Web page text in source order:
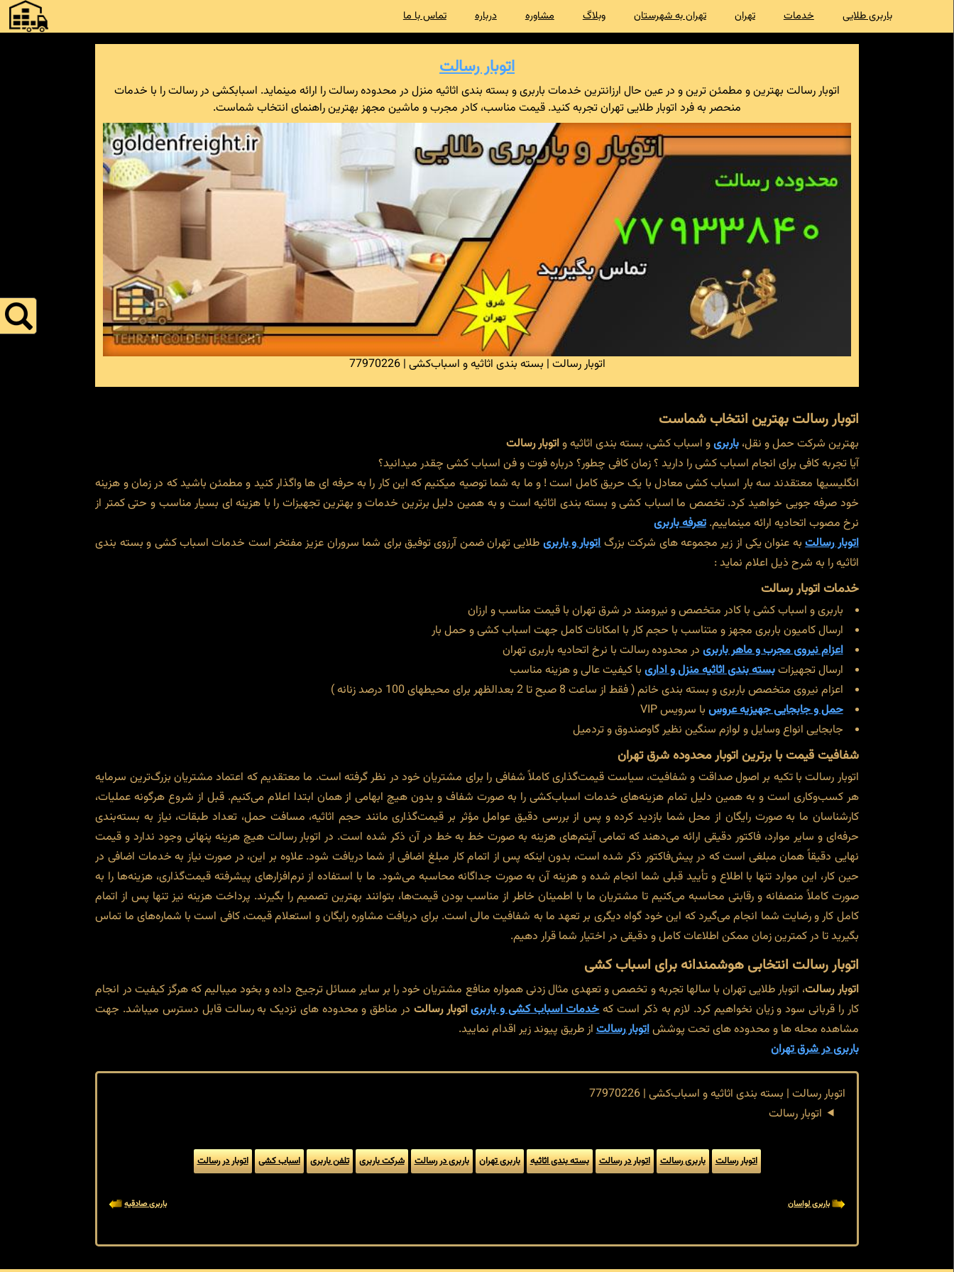
باربری طلایی خدمات تهران تهران به شهرستان وبلاگ مشاوره درباره تماس با ما
اتوبار رسالت
اتوبار رسالت بهترین و مطمئن ترین و در عین حال ارزانترین خدمات باربری و بسته بندی اثاثیه منزل در محدوده رسالت را ارائه مینماید. اسباب‎کشی در رسالت را با خدمات
منحصر به فرد اتوبار طلایی تهران تجربه کنید. قیمت مناسب، کادر مجرب و ماشین مجهز بهترین راهنمای انتخاب شماست.
اتوبار رسالت | بسته بندی اثاثیه و اسباب‌کشی | 77970226
اتوبار رسالت بهترین انتخاب شماست
بهترین شرکت حمل و نقل،باربریو اسباب کشی، بسته بندی اثاثیه واتوبار رسالت
آیا تجربه کافی برای انجام اسباب کشی را دارید ؟ زمان کافی چطور؟ درباره فوت و فن اسباب کشی چقدر میدانید؟
انگلیسی‎ها معتقدند سه بار اسباب کشی معادل با یک حریق کامل است ! و ما به شما توصیه میکنیم که این کار را به حرفه ای ها واگذار کنید و مطمئن باشید که در زمان و هزینه
خود صرفه جویی خواهید کرد. تخصص ما اسباب کشی و بسته بندی اثاثیه است و به همین دلیل برترین خدمات و بهترین تجهیزات را با هزینه ای بسیار مناسب و حتی کمتر از
نرخ مصوب اتحادیه ارائه مینماییم.تعرفه باربری
اتوبار رسالتبه عنوان یکی از زیر مجموعه های شرکت بزرگاتوبار و باربری طلایی تهران ضمن آرزوی توفیق برای شما سروران عزیز مفتخر است خدمات اسباب کشی و بسته بندی
اثاثیه را به شرح ذیل اعلام نماید :
خدمات اتوبار رسالت
باربری و اسباب کشی با کادر متخصص و نیرومند در شرق تهران با قیمت مناسب و ارزان
ارسال کامیون باربری مجهز و متناسب با حجم کار با امکانات کامل جهت اسباب کشی و حمل بار
اعزام نیروی مجرب و ماهر باربری در محدوده رسالت با نرخ اتحادیه باربری تهران
ارسال تجهیزاتبسته بندی اثاثیه منزل و اداری با کیفیت عالی و هزینه مناسب
اعزام نیروی متخصص باربری و بسته بندی خانم ( فقط از ساعت 8 صبح تا 2 بعدالظهر برای محیطهای 100 درصد زنانه )
حمل و جابجایی جهیزیه عروس با سرویس VIP
جابجایی انواع وسایل و لوازم سنگین نظیر گاوصندوق و تردمیل
شفافیت قیمت با برترین اتوبار محدوده شرق تهران
اتوبار رسالت با تکیه بر اصول صداقت و شفافیت، سیاست قیمت‌گذاری کاملاً شفافی را برای مشتریان خود در نظر گرفته است. ما معتقدیم که اعتماد مشتریان بزرگ‌ترین سرمایه
هر کسب‌وکاری است و به همین دلیل تمام هزینه‌های خدمات اسباب‌کشی را به صورت شفاف و بدون هیچ ابهامی از همان ابتدا اعلام می‌کنیم. قبل از شروع هرگونه عملیات،
کارشناسان ما به صورت رایگان از محل شما بازدید کرده و پس از بررسی دقیق عوامل مؤثر بر قیمت‌گذاری مانند حجم اثاثیه، مسافت حمل، تعداد طبقات، نیاز به بسته‌بندی
حرفه‌ای و سایر موارد، فاکتور دقیقی ارائه می‌دهند که تمامی آیتم‌های هزینه به صورت خط به خط در آن ذکر شده است. در اتوبار رسالت هیچ هزینه پنهانی وجود ندارد و قیمت
نهایی دقیقاً همان مبلغی است که در پیش‌فاکتور ذکر شده است، بدون اینکه پس از اتمام کار مبلغ اضافی از شما دریافت شود. علاوه بر این، در صورت نیاز به خدمات اضافی در
حین کار، این موارد تنها با اطلاع و تأیید قبلی شما انجام شده و هزینه آن به صورت جداگانه محاسبه می‌شود. ما با استفاده از نرم‌افزارهای پیشرفته قیمت‌گذاری، هزینه‌ها را به
صورت کاملاً منصفانه و رقابتی محاسبه می‌کنیم تا مشتریان ما با اطمینان خاطر از مناسب بودن قیمت‌ها، بتوانند بهترین تصمیم را بگیرند. پرداخت هزینه نیز تنها پس از اتمام
کامل کار و رضایت شما انجام می‌گیرد که این خود گواه دیگری بر تعهد ما به شفافیت مالی است. برای دریافت مشاوره رایگان و استعلام قیمت، کافی است با شماره‌های ما تماس
بگیرید تا در کمترین زمان ممکن اطلاعات کامل و دقیقی در اختیار شما قرار دهیم.
اتوبار رسالت انتخابی هوشمندانه برای اسباب کشی
اتوبار رسالت، اتوبار طلایی تهران با سالها تجربه و تخصص و تعهدی مثال زدنی همواره منافع مشتریان خود را بر سایر مسائل ترجیح داده و بخود میبالیم که هرگز کیفیت در انجام
کار را قربانی سود و زیان نخواهیم کرد. لازم به ذکر است کهخدمات اسباب کشی و باربریاتوبار رسالت در مناطق و محدوده های نزدیک به رسالت قابل دسترس میباشد. جهت
مشاهده محله ها و محدوده های تحت پوششاتوبار رسالتاز طریق پیوند زیر اقدام نمایید.
باربری در شرق تهران
اتوبار رسالت | بسته بندی اثاثیه و اسباب‌کشی | 77970226
اتوبار رسالت
اتوبار رسالت باربری رسالت اتوبار در رسالت بسته بندی اثاثیه باربری تهران باربری در رسالت شرکت باربری تلفن باربری اسباب کشی اتوبار در رسالت
باربری لواسان باربری صادقیه